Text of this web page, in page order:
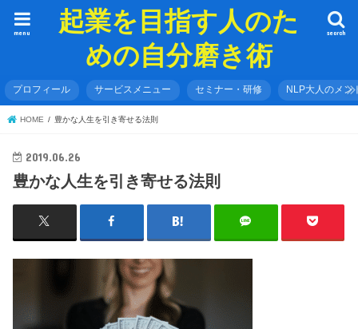
起業を目指す人のた
めの自分磨き術
search
menu
プロフィール サービスメニュー セミナー・研修 NLP大人のメン
HOME 豊かな人生を引き寄せる法則
2019.06.26
豊かな人生を引き寄せる法則